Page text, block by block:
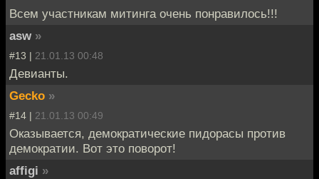
Всем участникам митинга очень понравилось!!!
asw »
#13 | 21.01.13 00:48
Девианты.
Gecko »
#14 | 21.01.13 00:49
Оказывается, демократические пидорасы против
демократии. Вот это поворот!
affigi »